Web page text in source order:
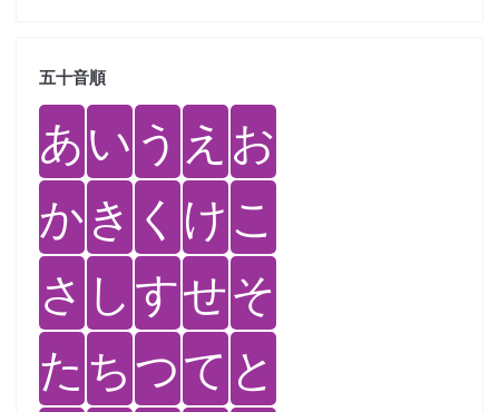
五十音順
あい う え お
かき く けこ
さ しすせそ
た ちつて と